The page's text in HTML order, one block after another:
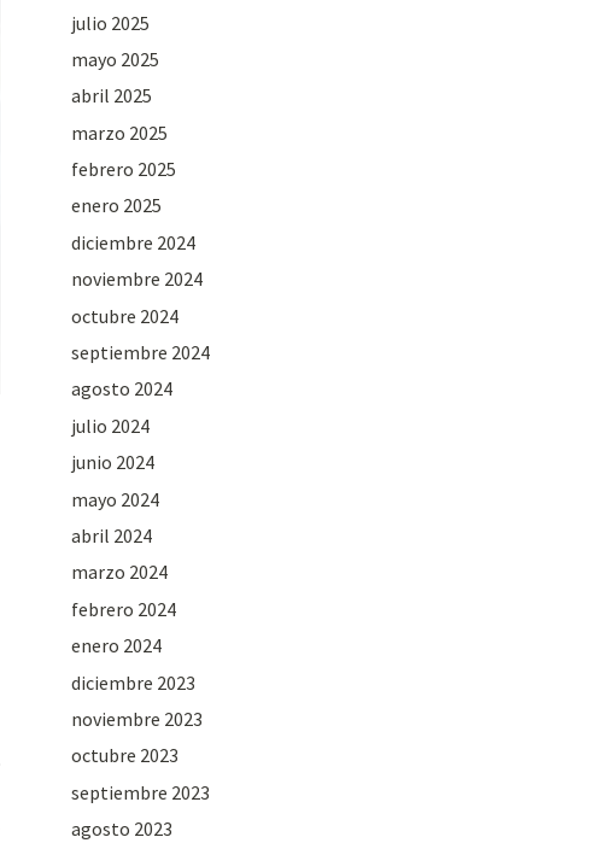
julio 2025
mayo 2025
abril 2025
marzo 2025
febrero 2025
enero 2025
diciembre 2024
noviembre 2024
octubre 2024
septiembre 2024
agosto 2024
julio 2024
junio 2024
mayo 2024
abril 2024
marzo 2024
febrero 2024
enero 2024
diciembre 2023
noviembre 2023
octubre 2023
septiembre 2023
agosto 2023